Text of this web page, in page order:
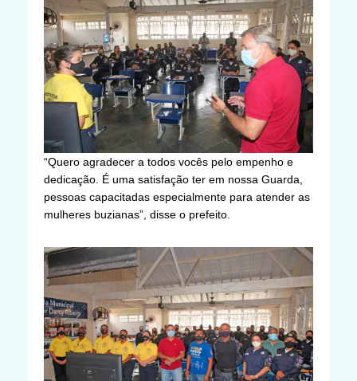
“Quero agradecer a todos vocês pelo empenho e
dedicação. É uma satisfação ter em nossa Guarda,
pessoas capacitadas especialmente para atender as
mulheres buzianas”, disse o prefeito.